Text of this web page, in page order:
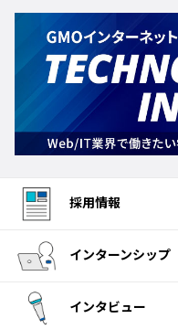
採用情報
インターンシップ
インタビュー